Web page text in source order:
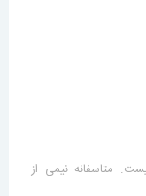
متاسفانه نیمی از